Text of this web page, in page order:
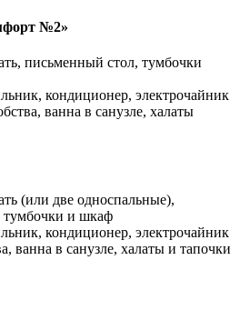
№2»
письменный стол, тумбочки
кондиционер, электрочайник
ванна в санузле, халаты
(или две односпальные),
тумбочки и шкаф
кондиционер, электрочайник
ванна в санузле, халаты и тапочки